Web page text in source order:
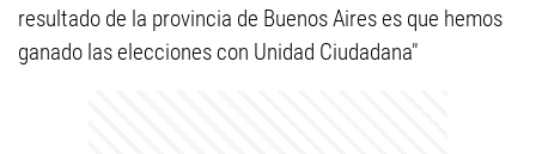
resultado de la provincia de Buenos Aires es que hemos
ganado las elecciones con Unidad Ciudadana"